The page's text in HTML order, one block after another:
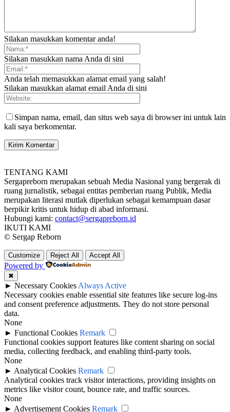
Silakan masukkan komentar anda!
Silakan masukkan nama Anda di sini
Anda telah memasukkan alamat email yang salah!
Silakan masukkan alamat email Anda di sini
Simpan nama, email, dan situs web saya di browser ini untuk lain
kali saya berkomentar.
TENTANG KAMI
Sergapreborn merupakan sebuah Media Nasional yang bergerak di
ruang jurnalistik, sebagai entitas pemberian ruang Publik, Media
merupakan literasi mutlak diperlukan sebagai kemampuan dasar
berpikir kritis untuk hidup di abad informasi.
Hubungi kami: contact@sergapreborn.id
IKUTI KAMI
© Sergap Reborn
Customize Reject All Accept All
Powered by
✖
► Necessary Cookies Always Active
Necessary cookies enable essential site features like secure log-ins
and consent preference adjustments. They do not store personal
data.
None
► Functional Cookies Remark
Functional cookies support features like content sharing on social
media, collecting feedback, and enabling third-party tools.
None
► Analytical Cookies Remark
Analytical cookies track visitor interactions, providing insights on
metrics like visitor count, bounce rate, and traffic sources.
None
► Advertisement Cookies Remark